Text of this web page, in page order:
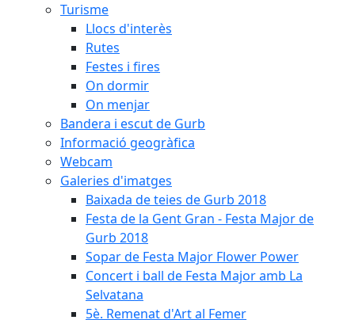
Turisme
Llocs d'interès
Rutes
Festes i fires
On dormir
On menjar
Bandera i escut de Gurb
Informació geogràfica
Webcam
Galeries d'imatges
Baixada de teies de Gurb 2018
Festa de la Gent Gran - Festa Major de
Gurb 2018
Sopar de Festa Major Flower Power
Concert i ball de Festa Major amb La
Selvatana
5è. Remenat d'Art al Femer